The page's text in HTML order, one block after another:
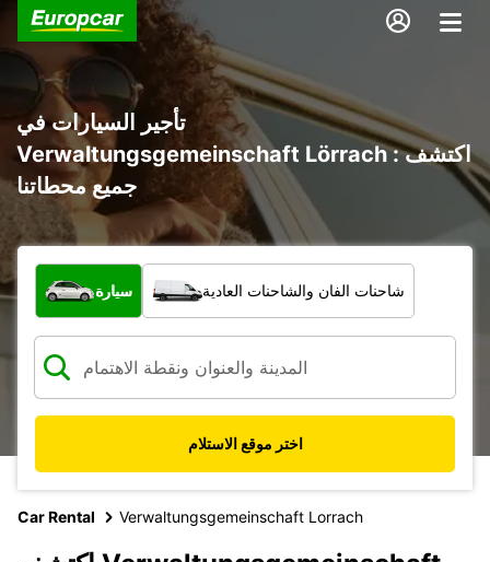
تأجير السيارات في
Verwaltungsgemeinschaft Lörrach : اكتشف
جميع محطاتنا
ما نوع المركبة؟
سيارة شاحنات الفان والشاحنات العادية
اختر موقع الاستلام
Car Rental Verwaltungsgemeinschaft Lorrach